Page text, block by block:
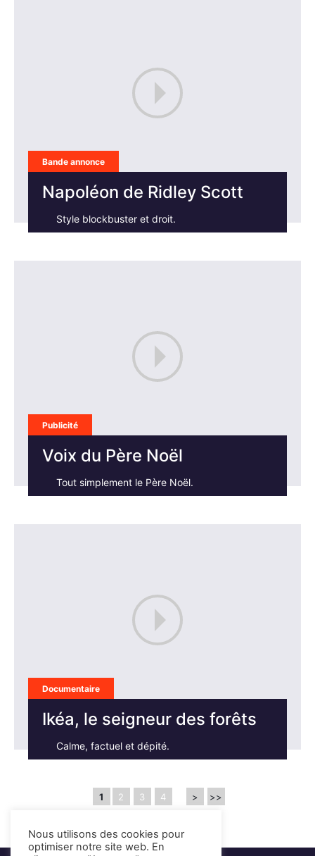
Bande annonce
Napoléon de Ridley Scott
Style blockbuster et droit.
Publicité
Voix du Père Noël
Tout simplement le Père Noël.
Documentaire
Ikéa, le seigneur des forêts
Calme, factuel et dépité.
1 2 3 4 > >>
Nous utilisons des cookies pour
optimiser notre site web. En